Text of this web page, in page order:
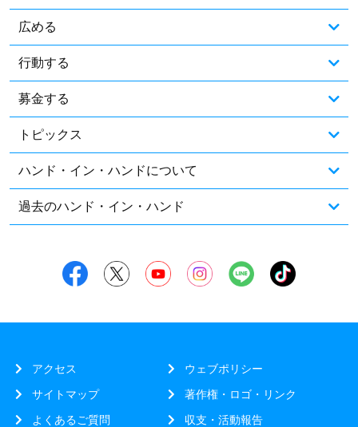
広める
行動する
募金する
トピックス
ハンド・イン・ハンドについて
過去のハンド・イン・ハンド
アクセス
ウェブポリシー
サイトマップ
著作権・ロゴ・リンク
よくあるご質問
収支・活動報告